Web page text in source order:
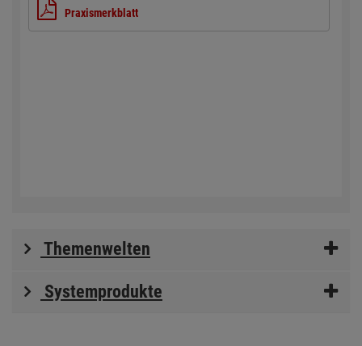
Praxismerkblatt
Themenwelten
Systemprodukte